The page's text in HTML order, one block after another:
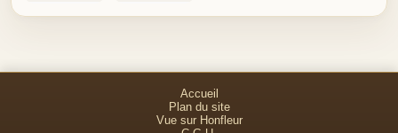
Accueil
Plan du site
Vue sur Honfleur